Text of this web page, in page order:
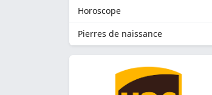
Horoscope
Pierres de naissance